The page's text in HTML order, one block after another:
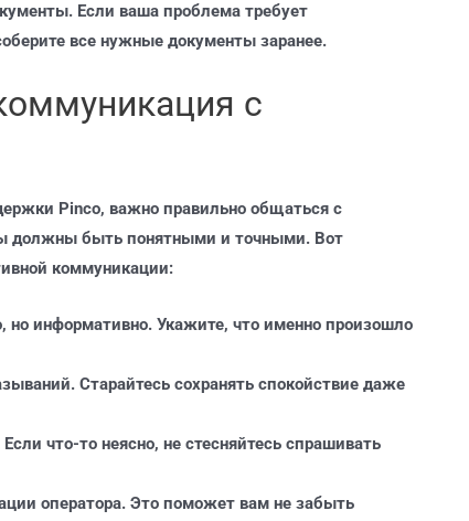
Если ваша проблема требует
все нужные документы заранее.
с
Pinco, важно правильно общаться с
должны быть понятными и точными. Вот
коммуникации:
но информативно. Укажите, что именно произошло
Старайтесь сохранять спокойствие даже
что-то неясно, не стесняйтесь спрашивать
оператора. Это поможет вам не забыть